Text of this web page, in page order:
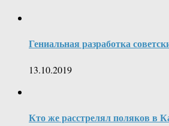
Гениальная разработка
13.10.2019
Кто же расстрелял поляков в